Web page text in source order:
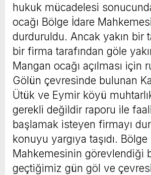
hukuk mücadelesi
ocağı Bölge İdare
durduruldu. Ancak yakın bir
bir firma tarafından göle
Mangan ocağı açılması için
Gölün çevresinde bulunan
Ütük ve Eymir köyü
gerekli değildir raporu ile
başlamak isteyen firmayı
konuyu yargıya taşıdı. Bölge
Mahkemesinin görevlendiği
geçtiğimiz gün göl ve